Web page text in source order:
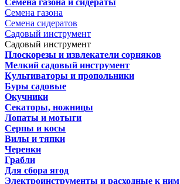
Семена газона и сидераты
Семена газона
Семена сидератов
Садовый инструмент
Садовый инструмент
Плоскорезы и извлекатели сорняков
Мелкий садовый инструмент
Культиваторы и пропольники
Буры садовые
Окучники
Секаторы, ножницы
Лопаты и мотыги
Серпы и косы
Вилы и тяпки
Черенки
Грабли
Для сбора ягод
Электроинструменты и расходные к ним